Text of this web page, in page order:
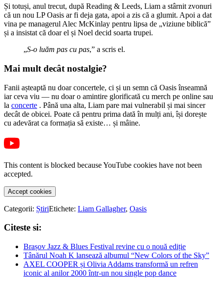
Și totuși, anul trecut, după Reading & Leeds, Liam a stârnit zvonuri
că un nou LP Oasis ar fi deja gata, apoi a zis că a glumit. Apoi a dat
vina pe managerul Alec McKinlay pentru lipsa de „viziune biblică”
și a insistat că doar el și Noel decid soarta trupei.
„S-o luăm pas cu pas,” a scris el.
Mai mult decât nostalgie?
Fanii așteaptă nu doar concertele, ci și un semn că Oasis înseamnă
iar ceva viu — nu doar o amintire glorificată cu merch pe online sau
la concerte . Până una alta, Liam pare mai vulnerabil și mai sincer
decât de obicei. Poate că pentru prima dată în mulți ani, își dorește
cu adevărat ca formația să existe… și mâine.
This content is blocked because YouTube cookies have not been
accepted.
Accept cookies
Categorii: ȘtiriEtichete: Liam Gallagher, Oasis
Citeste si:
Brașov Jazz & Blues Festival revine cu o nouă ediție
Tânărul Noah K lansează albumul “New Colors of the Sky”
AXEL COOPER și Olivia Addams transformă un refren
iconic al anilor 2000 într-un nou single pop dance